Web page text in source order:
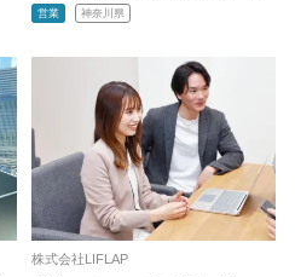
営業 神奈川県
株式会社LIFLAP